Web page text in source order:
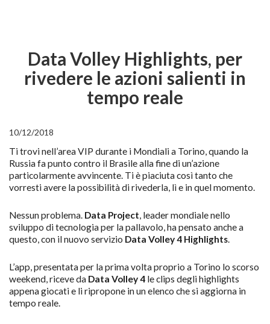
Data Volley Highlights, per
rivedere le azioni salienti in
tempo reale
10/12/2018
Ti trovi nell’area VIP durante i Mondiali a Torino, quando la
Russia fa punto contro il Brasile alla fine di un’azione
particolarmente avvincente. Ti è piaciuta così tanto che
vorresti avere la possibilità di rivederla, lì e in quel momento.
Nessun problema. Data Project , leader mondiale nello
sviluppo di tecnologia per la pallavolo, ha pensato anche a
questo, con il nuovo servizio Data Volley 4 Highlights
L’app, presentata per la prima volta proprio a Torino lo scorso
weekend, riceve da Data Volley 4 le clips degli highlights
appena giocati e li ripropone in un elenco che si aggiorna in
tempo reale.